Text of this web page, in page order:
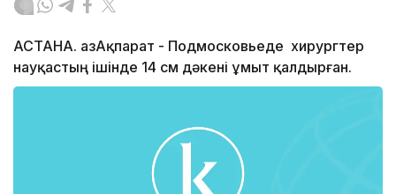
АСТАНА. ҚазАқпарат - Подмосковьеде хирургтер
науқастың ішінде 14 см дәкені ұмыт қалдырған.